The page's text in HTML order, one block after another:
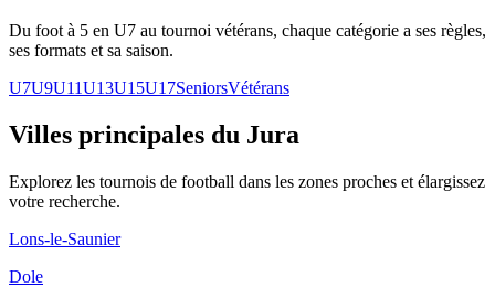
Du foot à 5 en U7 au tournoi vétérans, chaque catégorie a ses règles,
ses formats et sa saison.
U7U9U11U13U15U17SeniorsVétérans
Villes principales du Jura
Explorez les tournois de football dans les zones proches et élargissez
votre recherche.
Lons-le-Saunier
Dole